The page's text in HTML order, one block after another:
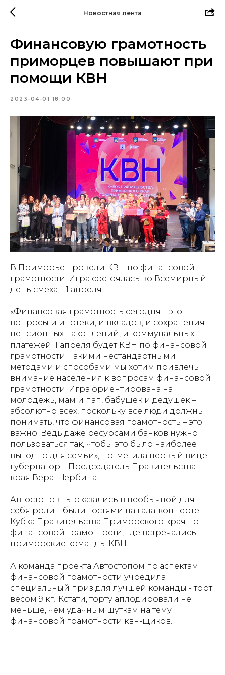
Новостная лента
Финансовую грамотность
приморцев повышают при
помощи КВН
2023-04-01 18:00
В Приморье провели КВН по финансовой
грамотности. Игра состоялась во Всемирный
день смеха – 1 апреля.
«Финансовая грамотность сегодня – это
вопросы и ипотеки, и вкладов, и сохранения
пенсионных накоплений, и коммунальных
платежей. 1 апреля будет КВН по финансовой
грамотности. Такими нестандартными
методами и способами мы хотим привлечь
внимание населения к вопросам финансовой
грамотности. Игра ориентирована на
молодежь, мам и пап, бабушек и дедушек –
абсолютно всех, поскольку все люди должны
понимать, что финансовая грамотность – это
важно. Ведь даже ресурсами банков нужно
пользоваться так, чтобы это было наиболее
выгодно для семьи», – отметила первый вице-
губернатор – Председатель Правительства
края Вера Щербина.
Автостоповцы оказались в необычной для
себя роли – были гостями на гала-концерте
Кубка Правительства Приморского края по
финансовой грамотности, где встречались
приморские команды КВН.
А команда проекта Автостопом по аспектам
финансовой грамотности учредила
специальный приз для лучшей команды - торт
весом 9 кг! Кстати, торту аплодировали не
меньше, чем удачным шуткам на тему
финансовой грамотности квн-щиков.